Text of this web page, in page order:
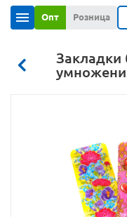
Опт Розница
Закладки